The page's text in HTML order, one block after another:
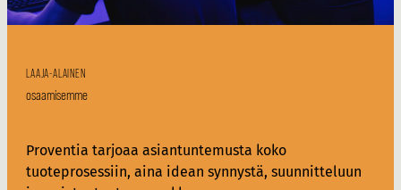
LAAJA-ALAINEN
osaamisemme
Proventia tarjoaa asiantuntemusta koko
tuoteprosessiin, aina idean synnystä, suunnitteluun